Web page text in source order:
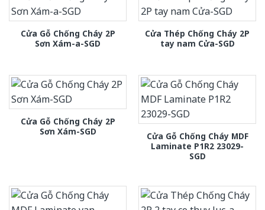
Cửa Gỗ Chống Cháy 2P
Sơn Xám-a-SGD
Cửa Thép Chống Cháy 2P
tay nam Cửa-SGD
Cửa Gỗ Chống Cháy 2P
Sơn Xám-SGD
Cửa Gỗ Chống Cháy MDF
Laminate P1R2 23029-
SGD